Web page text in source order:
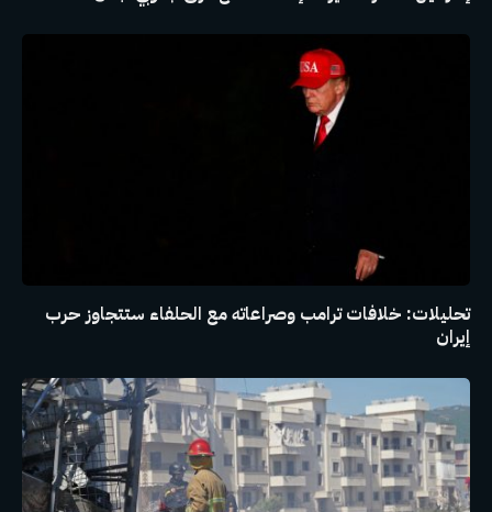
تحليلات: خلافات ترامب وصراعاته مع الحلفاء ستتجاوز حرب
إيران